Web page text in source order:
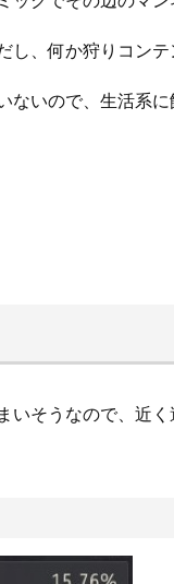
、何か狩りコンテ
いので、生活系
そうなので、近く